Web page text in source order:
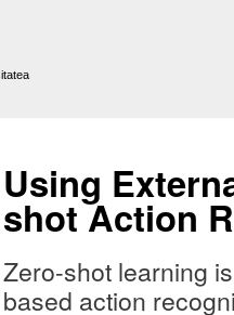
Using
shot Action
Zero-shot learning
based action